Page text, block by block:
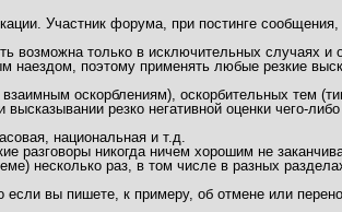
Участник форума, при постинге сообщения,
возможна только в исключительных случаях
поэтому применять любые резкие
оскорблениям), оскорбительных тем
резко негативной оценки чего-
национальная и т.д.
разговоры никогда ничем хорошим не
несколько раз, в том числе в разных
вы пишете, к примеру, об отмене или